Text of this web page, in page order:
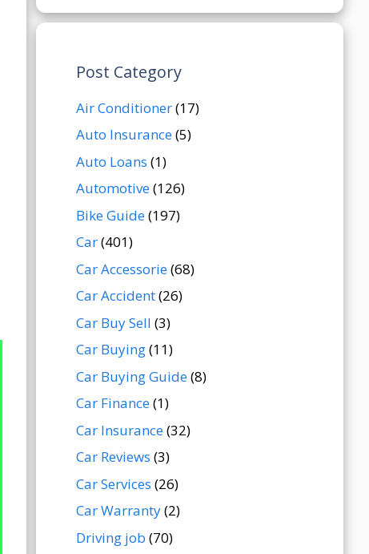
Post Category
Air Conditioner(17)
Auto Insurance(5)
Auto Loans (1)
Automotive(126)
Bike Guide(197)
Car(401)
Car Accessorie(68)
Car Accident(26)
Car Buy Sell (3)
Car Buying(11)
Car Buying Guide(8)
Car Finance(1)
Car Insurance(32)
Car Reviews (3)
Car Services (26)
Car Warranty(2)
Driving job (70)